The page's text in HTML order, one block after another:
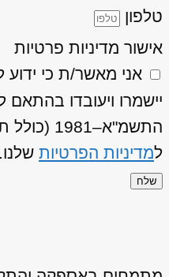
טלפון
אישור מדיניות פרטיות
אני מאשר/ת כי
יישמרו ויעובדו
למדיניות הפרטיות שלנו.
שלח